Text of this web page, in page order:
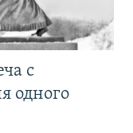
с
одного